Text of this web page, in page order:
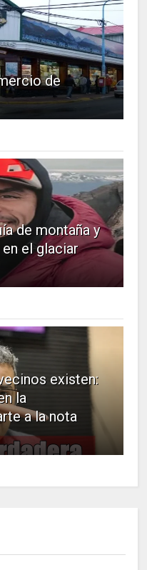
de
de montaña y
en el glaciar
existen:
la
a la nota